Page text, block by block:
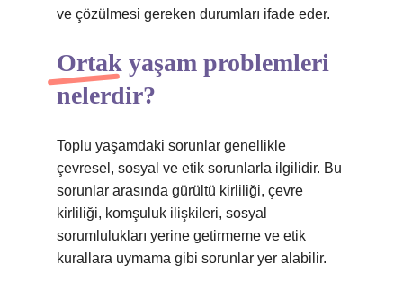
ve çözülmesi gereken durumları ifade eder.
Ortak yaşam problemleri
nelerdir?
Toplu yaşamdaki sorunlar genellikle
çevresel, sosyal ve etik sorunlarla ilgilidir. Bu
sorunlar arasında gürültü kirliliği, çevre
kirliliği, komşuluk ilişkileri, sosyal
sorumlulukları yerine getirmeme ve etik
kurallara uymama gibi sorunlar yer alabilir.